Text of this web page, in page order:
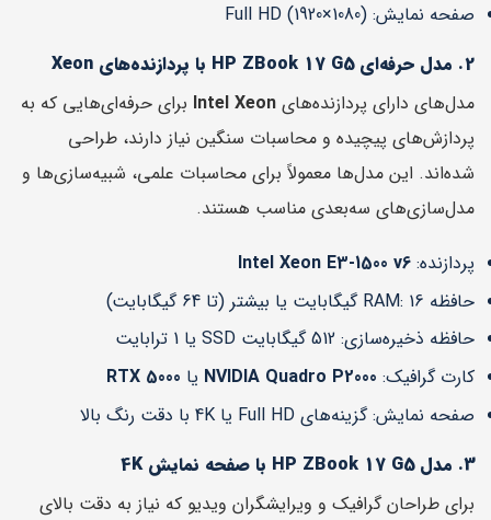
صفحه نمایش: Full HD (1920×1080)
2. مدل حرفه‌ای HP ZBook 17 G5 با پردازنده‌های Xeon
مدل‌های دارای پردازنده‌های Intel Xeon برای حرفه‌ای‌هایی که به
پردازش‌های پیچیده و محاسبات سنگین نیاز دارند، طراحی
شده‌اند. این مدل‌ها معمولاً برای محاسبات علمی، شبیه‌سازی‌ها و
مدل‌سازی‌های سه‌بعدی مناسب هستند.
پردازنده: Intel Xeon E3-1500 v6
حافظه RAM: 16 گیگابایت یا بیشتر (تا 64 گیگابایت)
حافظه ذخیره‌سازی: 512 گیگابایت SSD یا 1 ترابایت
کارت گرافیک: NVIDIA Quadro P2000 یا RTX 5000
صفحه نمایش: گزینه‌های Full HD یا 4K با دقت رنگ بالا
3. مدل HP ZBook 17 G5 با صفحه نمایش 4K
برای طراحان گرافیک و ویرایشگران ویدیو که نیاز به دقت بالای